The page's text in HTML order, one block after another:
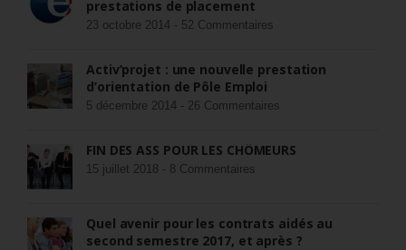
prestations de placement
23 octobre 2014 - 52 Commentaires
Activ’projet : une nouvelle prestation
d’orientation de Pôle Emploi
5 décembre 2014 - 26 Commentaires
FIN DES ASS POUR LES CHÔMEURS
15 juillet 2018 - 8 Commentaires
Quel avenir pour les contrats aidés au
second semestre 2017, et après ?